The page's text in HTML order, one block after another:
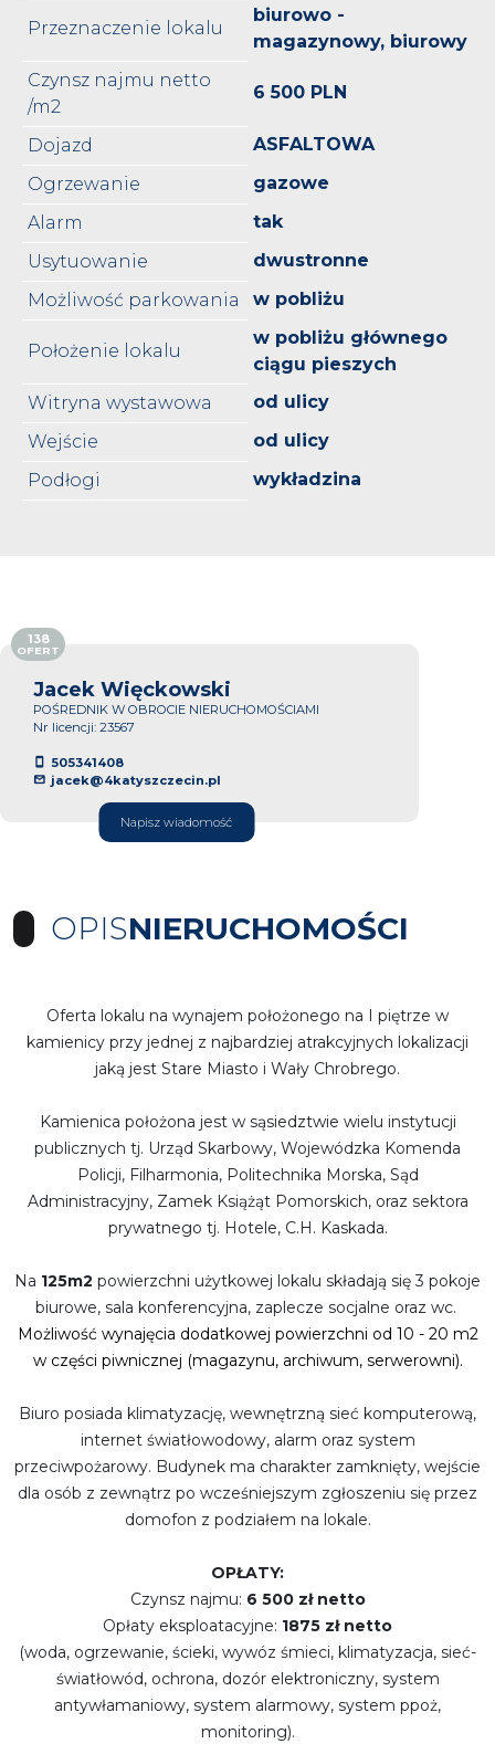
Przeznaczenie lokalu
biurowo -
magazynowy, biurowy
Czynsz najmu netto
/m2
6 500 PLN
Dojazd
ASFALTOWA
Ogrzewanie
gazowe
Alarm
tak
Usytuowanie
dwustronne
Możliwość parkowania
w pobliżu
Położenie lokalu
w pobliżu głównego
ciągu pieszych
Witryna wystawowa
od ulicy
Wejście
od ulicy
Podłogi
wykładzina
Jacek Więckowski
POŚREDNIK W OBROCIE NIERUCHOMOŚCIAMI
Nr licencji: 23567
505341408
jacek@4katyszczecin.pl
Napisz wiadomość
138
OFERT
OPISNIERUCHOMOŚCI
Oferta lokalu na wynajem położonego na I piętrze w
kamienicy przy jednej z najbardziej atrakcyjnych lokalizacji
jaką jest Stare Miasto i Wały Chrobrego.
Kamienica położona jest w sąsiedztwie wielu instytucji
publicznych tj. Urząd Skarbowy, Wojewódzka Komenda
Policji, Filharmonia, Politechnika Morska, Sąd
Administracyjny, Zamek Książąt Pomorskich, oraz sektora
prywatnego tj. Hotele, C.H. Kaskada.
Na 125m2 powierzchni użytkowej lokalu składają się 3 pokoje
biurowe, sala konferencyjna, zaplecze socjalne oraz wc.
Możliwość wynajęcia dodatkowej powierzchni od 10 - 20 m2
w części piwnicznej (magazynu, archiwum, serwerowni).
Biuro posiada klimatyzację, wewnętrzną sieć komputerową,
internet światłowodowy,alarm oraz system
przeciwpożarowy. Budynek ma charakter zamknięty, wejście
dla osób z zewnątrz po wcześniejszym zgłoszeniu się przez
domofon z podziałem na lokale.
OPŁATY:
Czynsz najmu: 6 500 zł netto
Opłaty eksploatacyjne: 1875 zł netto
(woda, ogrzewanie, ścieki, wywóz śmieci, klimatyzacja, sieć-
światłowód, ochrona, dozór elektroniczny, system
antywłamaniowy, system alarmowy, system ppoż,
monitoring).